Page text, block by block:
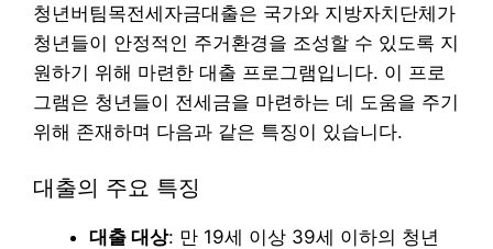
청년버팀목전세자금대출은 국가와 지방자치단체가
청년들이 안정적인 주거환경을 조성할 수 있도록 지
원하기 위해 마련한 대출 프로그램입니다. 이 프로
그램은 청년들이 전세금을 마련하는 데 도움을 주기
위해 존재하며 다음과 같은 특징이 있습니다.
대출의 주요 특징
대출 대상: 만 19세 이상 39세 이하의 청년